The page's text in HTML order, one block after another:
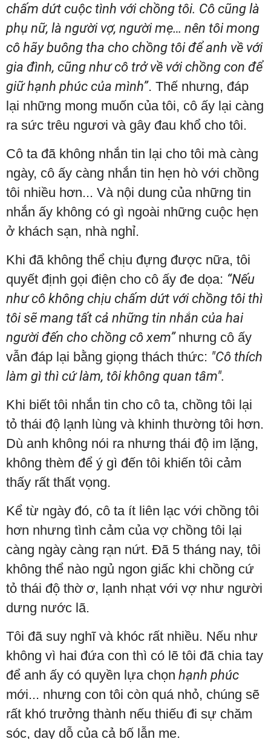
chấm dứt cuộc tình với chồng tôi. Cô cũng là
phụ nữ, là người vợ, người mẹ… nên tôi mong
cô hãy buông tha cho chồng tôi để anh về với
gia đình, cũng như cô trở về với chồng con để
giữ hạnh phúc của mình”. Thế nhưng, đáp
lại những mong muốn của tôi, cô ấy lại càng
ra sức trêu ngươi và gây đau khổ cho tôi.
Cô ta đã không nhắn tin lại cho tôi mà càng
ngày, cô ấy càng nhắn tin hẹn hò với chồng
tôi nhiều hơn... Và nội dung của những tin
nhắn ấy không có gì ngoài những cuộc hẹn
ở khách sạn, nhà nghỉ.
Khi đã không thể chịu đựng được nữa, tôi
quyết định gọi điện cho cô ấy đe dọa: “Nếu
như cô không chịu chấm dứt với chồng tôi thì
tôi sẽ mang tất cả những tin nhắn của hai
người đến cho chồng cô xem” nhưng cô ấy
vẫn đáp lại bằng giọng thách thức: "Cô thích
làm gì thì cứ làm, tôi không quan tâm".
Khi biết tôi nhắn tin cho cô ta, chồng tôi lại
tỏ thái độ lạnh lùng và khinh thường tôi hơn.
Dù anh không nói ra nhưng thái độ im lặng,
không thèm để ý gì đến tôi khiến tôi cảm
thấy rất thất vọng.
Kể từ ngày đó, cô ta ít liên lạc với chồng tôi
hơn nhưng tình cảm của vợ chồng tôi lại
càng ngày càng rạn nứt. Đã 5 tháng nay, tôi
không thể nào ngủ ngon giấc khi chồng cứ
tỏ thái độ thờ ơ, lạnh nhạt với vợ như người
dưng nước lã.
Tôi đã suy nghĩ và khóc rất nhiều. Nếu như
không vì hai đứa con thì có lẽ tôi đã chia tay
để anh ấy có quyền lựa chọn hạnh phúc
mới... nhưng con tôi còn quá nhỏ, chúng sẽ
rất khó trưởng thành nếu thiếu đi sự chăm
sóc, dạy dỗ của cả bố lẫn mẹ.